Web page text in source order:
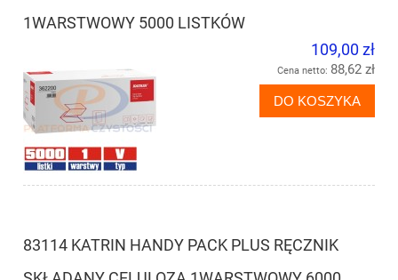
1WARSTWOWY 5000 LISTKÓW
109,00 zł
Cena netto: 88,62 zł
DO KOSZYKA
83114 KATRIN HANDY PACK PLUS RĘCZNIK